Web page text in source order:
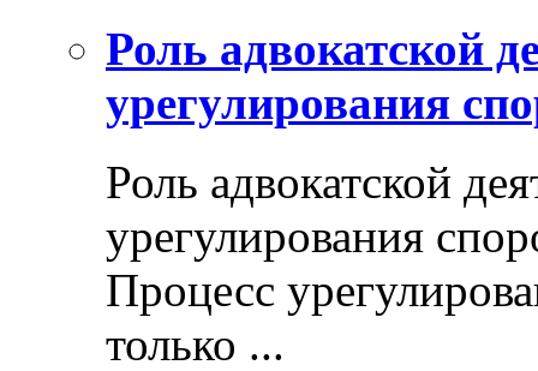
Роль адвокатской
урегулирования
Роль адвокатской
урегулирования
Процесс
только ...